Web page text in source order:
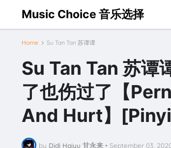
Music Choice 音乐选择
Home Su Tan Tan 苏谭谭
Su Tan Tan 苏谭
了也伤过了【
And Hurt】
by Didi Haiyu 甘永来 • September 03,